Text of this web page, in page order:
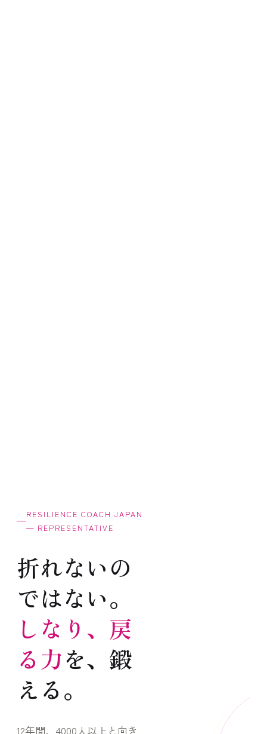
RESILIENCE COACH JAPAN
— REPRESENTATIVE
折れないの
ではない。
しなり、戻
る力を、鍛
える。
12年間、4000人以上と向き